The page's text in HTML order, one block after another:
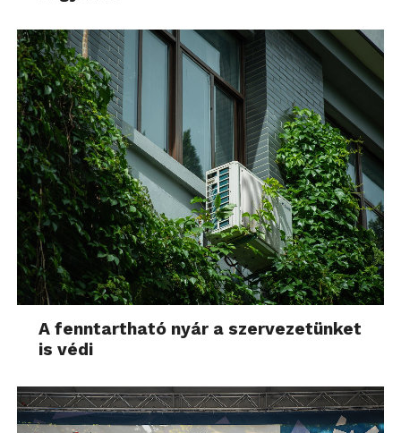
A fenntartható nyár a szervezetünket
is védi